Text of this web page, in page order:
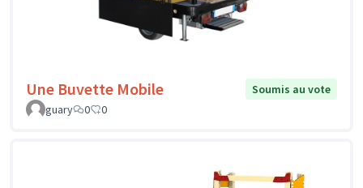
Une Buvette Mobile
Soumis au vote
guary
0 0